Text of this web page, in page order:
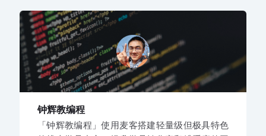
钟辉教编程
「钟辉教编程」使用麦客搭建轻量级但极具特色